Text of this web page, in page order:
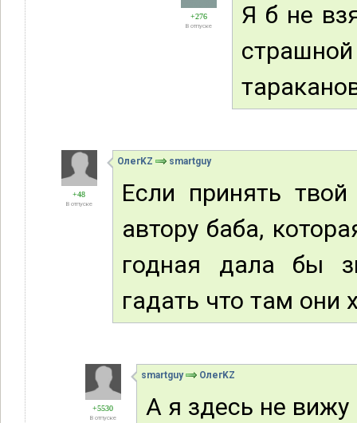
+276
В отпуске
Я б не
+48
В отпуске
ОлегKZ smartguy
Если принять
автору баба,
годная дала бы
гадать что там
+5530
В отпуске
smartguy ОлегKZ
А я здесь не